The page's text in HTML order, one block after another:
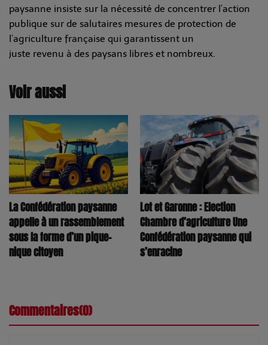
paysanne insiste sur la nécessité de concentrer l’action
publique sur de salutaires mesures de protection de
l’agriculture française qui garantissent un
juste revenu à des paysans libres et nombreux.
Voir aussi
La Confédération paysanne
appelle à un rassemblement
sous la forme d’un pique-
nique citoyen
Lot et Garonne : Election
Chambre d’agriculture Une
Confédération paysanne qui
s’enracine
Commentaires(0)